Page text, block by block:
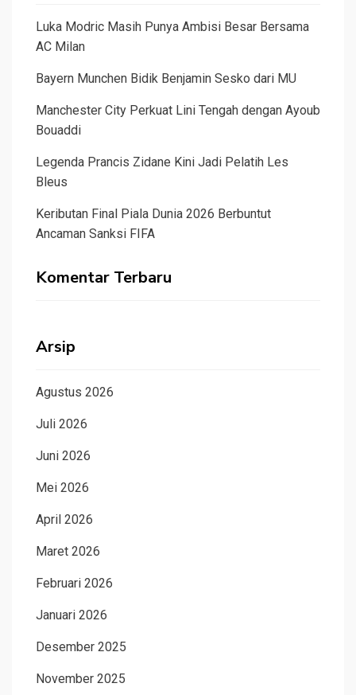
Luka Modric Masih Punya Ambisi Besar Bersama
AC Milan
Bayern Munchen Bidik Benjamin Sesko dari MU
Manchester City Perkuat Lini Tengah dengan Ayoub
Bouaddi
Legenda Prancis Zidane Kini Jadi Pelatih Les
Bleus
Keributan Final Piala Dunia 2026 Berbuntut
Ancaman Sanksi FIFA
Komentar Terbaru
Arsip
Agustus 2026
Juli 2026
Juni 2026
Mei 2026
April 2026
Maret 2026
Februari 2026
Januari 2026
Desember 2025
November 2025